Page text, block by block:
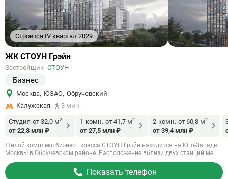
Строится IV квартал 2029
Ссылка
объект
ЖК СТОУН Грэйн
Застройщик СТОУН
Бизнес
Москва, ЮЗАО, Обручевский
Калужская
3 мин.
Студия от 32,0 м2
от 22,8 млн ₽
1-комн. от 41,7 м2
от 27,5 млн ₽
2-комн. от 60,8 м2
от 39,4 млн ₽
Жилой комплекс бизнес+ класса СТОУН Грэйн находится на Юго-Западе
Москвы в Обручевском районе. Расположение вблизи двух станций ме...
Показать телефон